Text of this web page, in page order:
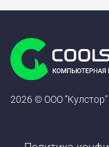
2026 © ООО “Кулстор”